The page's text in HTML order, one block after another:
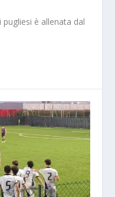
è allenata dal